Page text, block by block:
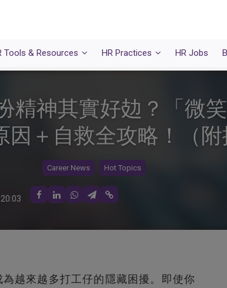
Tools & Resources HR Practices HR Jobs
精神其實好攰？「微
＋自救全攻略！（附
Career News Hot Topics
越來越多打工仔的隱藏困擾。即使你